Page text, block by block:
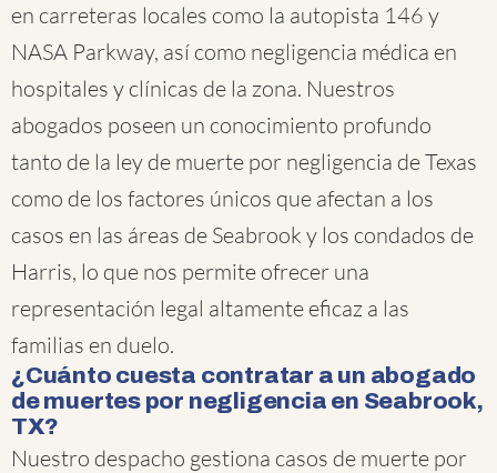
en carreteras locales como la autopista 146 y
NASA Parkway, así como negligencia médica en
hospitales y clínicas de la zona. Nuestros
abogados poseen un conocimiento profundo
tanto de la ley de muerte por negligencia de Texas
como de los factores únicos que afectan a los
casos en las áreas de Seabrook y los condados de
Harris, lo que nos permite ofrecer una
representación legal altamente eficaz a las
familias en duelo.
¿Cuánto cuesta contratar a un abogado
de muertes por negligencia en Seabrook,
TX?
Nuestro despacho gestiona casos de muerte por